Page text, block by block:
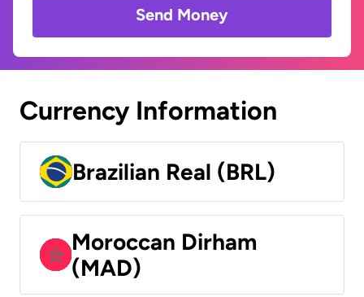
Send Money
Currency Information
Brazilian Real (BRL)
Moroccan Dirham
(MAD)